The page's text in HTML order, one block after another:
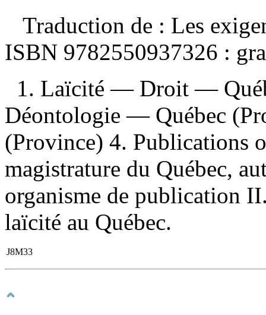
Traduction de : Les
ISBN 9782550937326 :
1. Laïcité — Droit —
Déontologie — Québec
(Province) 4. Publications
magistrature du Québec,
organisme de publication
laïcité au Québec.
J8M33